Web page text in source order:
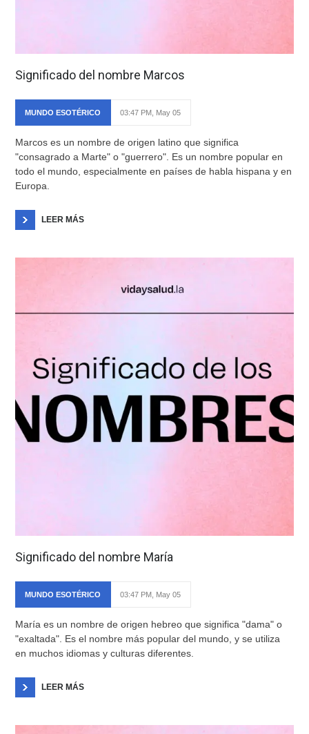
Significado del nombre Marcos
MUNDO ESOTÉRICO 03:47 PM, May 05
Marcos es un nombre de origen latino que significa
"consagrado a Marte" o "guerrero". Es un nombre popular en
todo el mundo, especialmente en países de habla hispana y en
Europa.
LEER MÁS
Significado del nombre María
MUNDO ESOTÉRICO 03:47 PM, May 05
María es un nombre de origen hebreo que significa "dama" o
"exaltada". Es el nombre más popular del mundo, y se utiliza
en muchos idiomas y culturas diferentes.
LEER MÁS